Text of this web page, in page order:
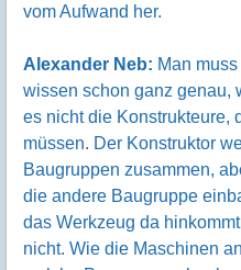
vom Aufwand her.
Alexander Neb: Man
wissen schon ganz genau,
es nicht die Konstrukteure,
müssen. Der Konstruktor
Baugruppen zusammen,
die andere Baugruppe
das Werkzeug da
nicht. Wie die Maschinen